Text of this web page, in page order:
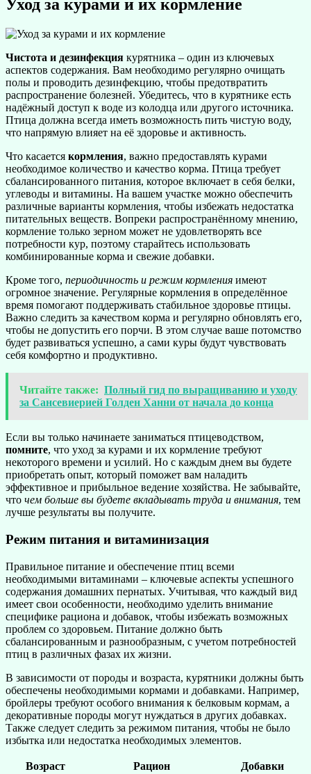
Уход за курами и их кормление
Чистота и дезинфекция курятника – один из ключевых
аспектов содержания. Вам необходимо регулярно очищать
полы и проводить дезинфекцию, чтобы предотвратить
распространение болезней. Убедитесь, что в курятнике есть
надёжный доступ к воде из колодца или другого источника.
Птица должна всегда иметь возможность пить чистую воду,
что напрямую влияет на её здоровье и активность.
Что касается кормления, важно предоставлять курами
необходимое количество и качество корма. Птица требует
сбалансированного питания, которое включает в себя белки,
углеводы и витамины. На вашем участке можно обеспечить
различные варианты кормления, чтобы избежать недостатка
питательных веществ. Вопреки распространённому мнению,
кормление только зерном может не удовлетворять все
потребности кур, поэтому старайтесь использовать
комбинированные корма и свежие добавки.
Кроме того, периодичность и режим кормления имеют
огромное значение. Регулярные кормления в определённое
время помогают поддерживать стабильное здоровье птицы.
Важно следить за качеством корма и регулярно обновлять его,
чтобы не допустить его порчи. В этом случае ваше потомство
будет развиваться успешно, а сами куры будут чувствовать
себя комфортно и продуктивно.
Читайте также: Полный гид по выращиванию и уходу
за Сансевиерией Голден Ханни от начала до конца
Если вы только начинаете заниматься птицеводством,
помните, что уход за курами и их кормление требуют
некоторого времени и усилий. Но с каждым днем вы будете
приобретать опыт, который поможет вам наладить
эффективное и прибыльное ведение хозяйства. Не забывайте,
что чем больше вы будете вкладывать труда и внимания, тем
лучше результаты вы получите.
Режим питания и витаминизация
Правильное питание и обеспечение птиц всеми
необходимыми витаминами – ключевые аспекты успешного
содержания домашних пернатых. Учитывая, что каждый вид
имеет свои особенности, необходимо уделить внимание
специфике рациона и добавок, чтобы избежать возможных
проблем со здоровьем. Питание должно быть
сбалансированным и разнообразным, с учетом потребностей
птиц в различных фазах их жизни.
В зависимости от породы и возраста, курятники должны быть
обеспечены необходимыми кормами и добавками. Например,
бройлеры требуют особого внимания к белковым кормам, а
декоративные породы могут нуждаться в других добавках.
Также следует следить за режимом питания, чтобы не было
избытка или недостатка необходимых элементов.
Возраст Рацион
Добавки